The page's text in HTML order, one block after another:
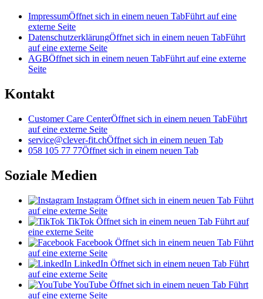
ImpressumÖffnet sich in einem neuen TabFührt auf eine
externe Seite
DatenschutzerklärungÖffnet sich in einem neuen TabFührt
auf eine externe Seite
AGBÖffnet sich in einem neuen TabFührt auf eine externe
Seite
Kontakt
Customer Care CenterÖffnet sich in einem neuen TabFührt
auf eine externe Seite
service@clever-fit.chÖffnet sich in einem neuen Tab
058 105 77 77Öffnet sich in einem neuen Tab
Soziale Medien
Instagram Öffnet sich in einem neuen Tab Führt
auf eine externe Seite
TikTok Öffnet sich in einem neuen Tab Führt auf
eine externe Seite
Facebook Öffnet sich in einem neuen Tab Führt
auf eine externe Seite
LinkedIn Öffnet sich in einem neuen Tab Führt
auf eine externe Seite
YouTube Öffnet sich in einem neuen Tab Führt
auf eine externe Seite